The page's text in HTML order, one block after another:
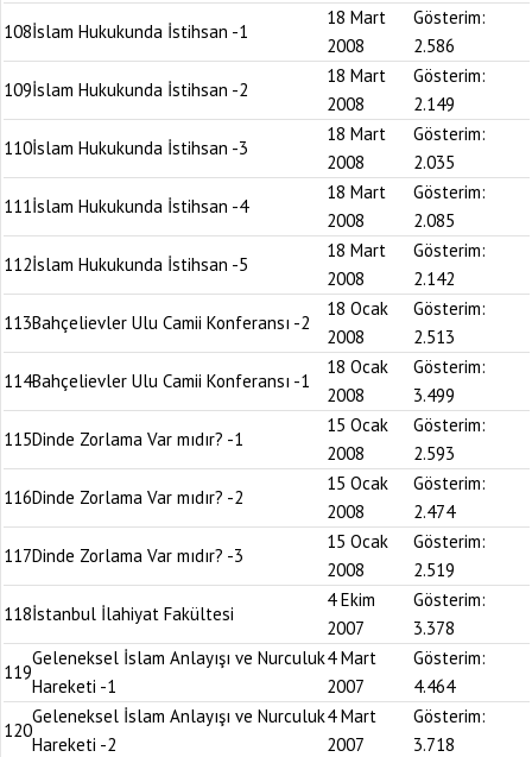
108İslam Hukukunda İstihsan -1
18 Mart
2008
Gösterim:
2.586
109İslam Hukukunda İstihsan -2
18 Mart
2008
Gösterim:
2.149
110İslam Hukukunda İstihsan -3
18 Mart
2008
Gösterim:
2.035
111İslam Hukukunda İstihsan -4
18 Mart
2008
Gösterim:
2.085
112İslam Hukukunda İstihsan -5
18 Mart
2008
Gösterim:
2.142
113Bahçelievler Ulu Camii Konferansı -2
18 Ocak
2008
Gösterim:
2.513
114Bahçelievler Ulu Camii Konferansı -1
18 Ocak
2008
Gösterim:
3.499
115Dinde Zorlama Var mıdır? -1
15 Ocak
2008
Gösterim:
2.593
116Dinde Zorlama Var mıdır? -2
15 Ocak
2008
Gösterim:
2.474
117Dinde Zorlama Var mıdır? -3
15 Ocak
2008
Gösterim:
2.519
118İstanbul İlahiyat Fakültesi
4 Ekim
2007
Gösterim:
3.378
119
Geleneksel İslam Anlayışı ve Nurculuk
Hareketi -1
4 Mart
2007
Gösterim:
4.464
120
Geleneksel İslam Anlayışı ve Nurculuk
Hareketi -2
4 Mart
2007
Gösterim:
3.718